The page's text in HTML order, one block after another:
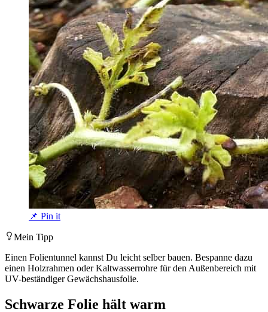
📌 Pin it
Mein Tipp
Einen Folientunnel kannst Du leicht selber bauen. Bespanne dazu
einen Holzrahmen oder Kaltwasserrohre für den Außenbereich mit
UV-beständiger Gewächshausfolie.
Schwarze Folie hält warm